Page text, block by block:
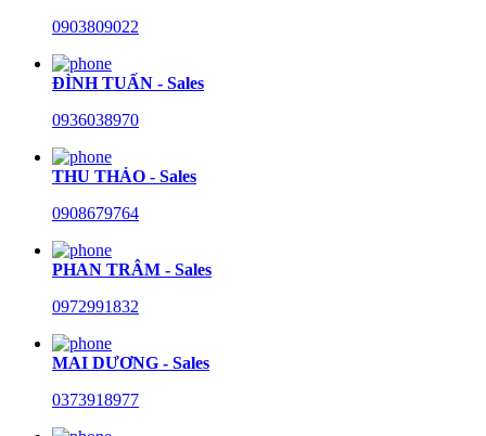
0903809022
ĐÌNH TUẤN - Sales
0936038970
THU THẢO - Sales
0908679764
PHAN TRÂM - Sales
0972991832
MAI DƯƠNG - Sales
0373918977